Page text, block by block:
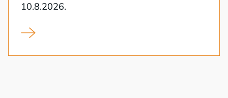
10.8.2026.
Koskenraitin sillan uusiminen alkaa